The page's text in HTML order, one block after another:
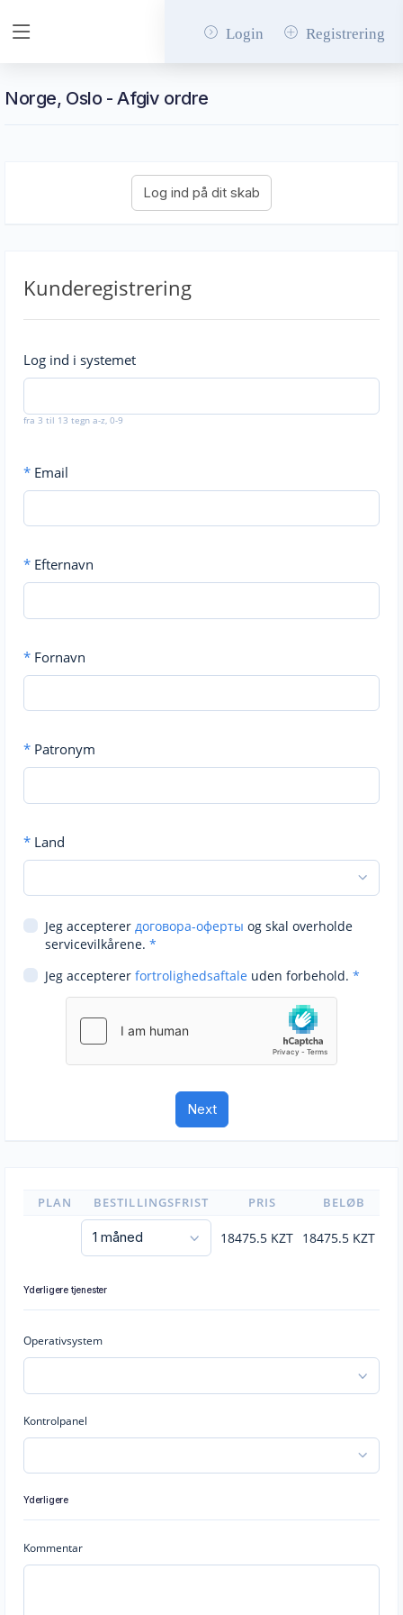
Login Registrering
Norge, Oslo - Afgiv ordre
Kunderegistrering
Log ind i systemet
fra 3 til 13 tegn a-z, 0-9
* Email
* Efternavn
* Fornavn
* Patronym
* Land
Jeg accepterer договора-оферты og skal overholde
servicevilkårene. *
Jeg accepterer fortrolighedsaftale uden forbehold. *
PLAN BESTILLINGSFRIST PRIS BELØB
18475.5 KZT 18475.5 KZT
Yderligere tjenester
Operativsystem
Kontrolpanel
Yderligere
Kommentar